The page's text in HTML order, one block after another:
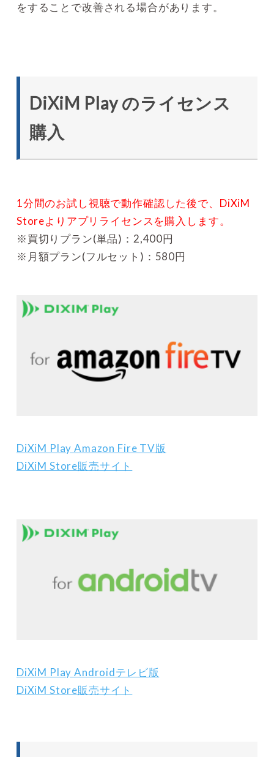
をすることで改善される場合があります。
DiXiM Play のライセンス
購入
1分間のお試し視聴で動作確認した後で、DiXiM
Storeよりアプリライセンスを購入します。
※買切りプラン(単品)：2,400円
※月額プラン(フルセット)：580円
DiXiM Play Amazon Fire TV版
DiXiM Store販売サイト
DiXiM Play Androidテレビ版
DiXiM Store販売サイト